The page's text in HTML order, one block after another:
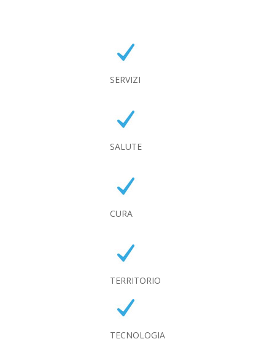
SERVIZI
SALUTE
CURA
TERRITORIO
TECNOLOGIA